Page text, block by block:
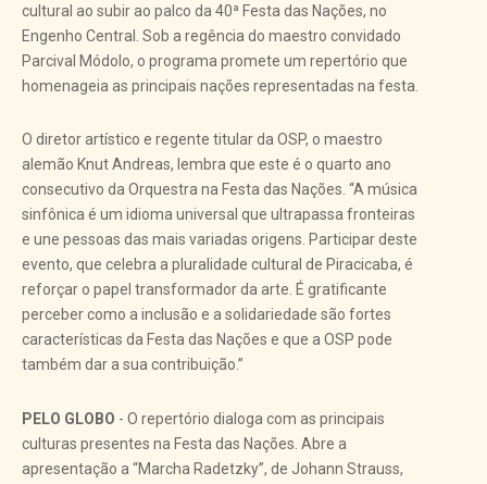
cultural ao subir ao palco da 40ª Festa das Nações, no
Engenho Central. Sob a regência do maestro convidado
Parcival Módolo, o programa promete um repertório que
homenageia as principais nações representadas na festa.
O diretor artístico e regente titular da OSP, o maestro
alemão Knut Andreas, lembra que este é o quarto ano
consecutivo da Orquestra na Festa das Nações. “A música
sinfônica é um idioma universal que ultrapassa fronteiras
e une pessoas das mais variadas origens. Participar deste
evento, que celebra a pluralidade cultural de Piracicaba, é
reforçar o papel transformador da arte. É gratificante
perceber como a inclusão e a solidariedade são fortes
características da Festa das Nações e que a OSP pode
também dar a sua contribuição.”
PELO GLOBO - O repertório dialoga com as principais
culturas presentes na Festa das Nações. Abre a
apresentação a “Marcha Radetzky”, de Johann Strauss,